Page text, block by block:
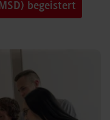
begeistert